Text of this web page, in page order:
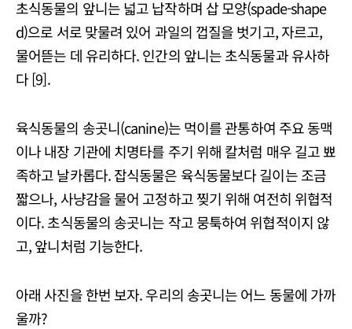
초식동물의 앞니는 넓고 납작하며 삽 모양(spade-shape
d)으로 서로 맞물려 있어 과일의 껍질을 벗기고, 자르고,
물어뜯는 데 유리하다. 인간의 앞니는 초식동물과 유사하
다 [9].
육식동물의 송곳니(canine)는 먹이를 관통하여 주요 동맥
이나 내장 기관에 치명타를 주기 위해 칼처럼 매우 길고 뾰
족하고 날카롭다. 잡식동물은 육식동물보다 길이는 조금
짧으나, 사냥감을 물어 고정하고 찢기 위해 여전히 위협적
이다. 초식동물의 송곳니는 작고 뭉툭하여 위협적이지 않
고, 앞니처럼 기능한다.
아래 사진을 한번 보자. 우리의 송곳니는 어느 동물에 가까
울까?